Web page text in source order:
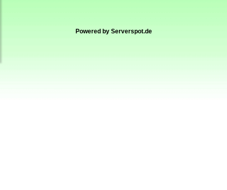
Powered by Serverspot.de